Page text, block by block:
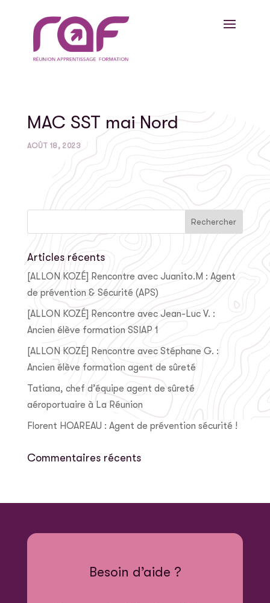
MAC SST mai Nord
AOÛT 18, 2023
Articles récents
[ALLON KOZÉ] Rencontre avec Juanito.M : Agent
de prévention & Sécurité (APS)
[ALLON KOZÉ] Rencontre avec Jean-Luc V. :
Ancien élève formation SSIAP 1
[ALLON KOZÉ] Rencontre avec Stéphane G. :
Ancien élève formation agent de sûreté
Tatiana, chef d’équipe agent de sûreté
aéroportuaire à La Réunion
Florent HOAREAU : Agent de prévention sécurité !
Commentaires récents
Besoin d’aide ?